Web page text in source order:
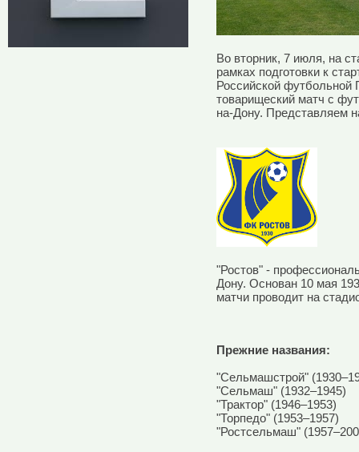
Во вторник, 7 июля, на
рамках подготовки к
Российской футбольной
товарищеский матч с
на-Дону. Представляем
"Ростов" -
Дону. Основан 10 мая
матчи проводит на
Прежние названия:
"Сельмашстрой"
"Сельмаш" (1932–1945)
"Трактор" (1946–1953)
"Торпедо" (1953–1957)
"Ростсельмаш"